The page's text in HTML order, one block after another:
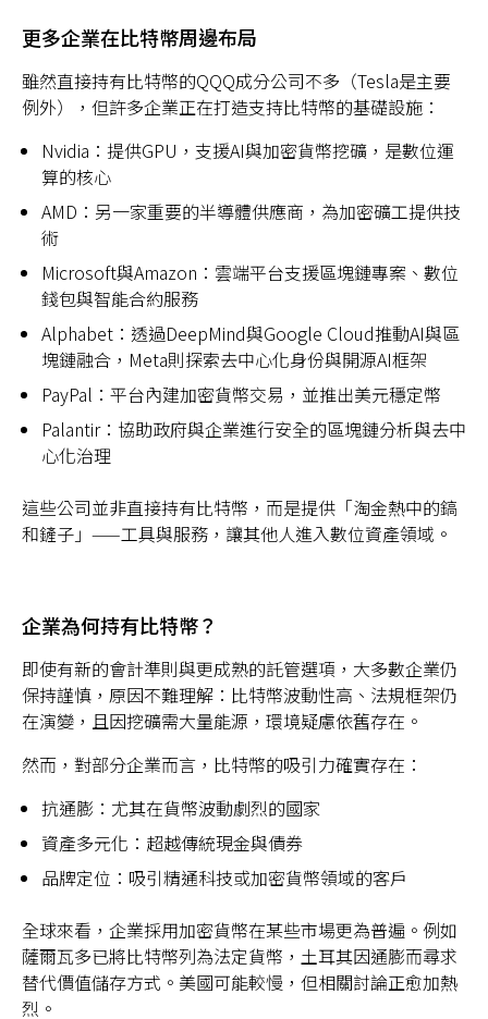
更多企業在比特幣周邊布局
雖然直接持有比特幣的QQQ成分公司不多（Tesla是主要
例外），但許多企業正在打造支持比特幣的基礎設施：
Nvidia：提供GPU，支援AI與加密貨幣挖礦，是數位運
算的核心
AMD：另一家重要的半導體供應商，為加密礦工提供技
術
Microsoft與Amazon：雲端平台支援區塊鏈專案、數位
錢包與智能合約服務
Alphabet：透過DeepMind與Google Cloud推動AI與區
塊鏈融合，Meta則探索去中心化身份與開源AI框架
PayPal：平台內建加密貨幣交易，並推出美元穩定幣
Palantir：協助政府與企業進行安全的區塊鏈分析與去中
心化治理
這些公司並非直接持有比特幣，而是提供「淘金熱中的鎬
和鏟子」——工具與服務，讓其他人進入數位資產領域。
企業為何持有比特幣？
即使有新的會計準則與更成熟的託管選項，大多數企業仍
保持謹慎，原因不難理解：比特幣波動性高、法規框架仍
在演變，且因挖礦需大量能源，環境疑慮依舊存在。
然而，對部分企業而言，比特幣的吸引力確實存在：
抗通膨：尤其在貨幣波動劇烈的國家
資產多元化：超越傳統現金與債券
品牌定位：吸引精通科技或加密貨幣領域的客戶
全球來看，企業採用加密貨幣在某些市場更為普遍。例如
薩爾瓦多已將比特幣列為法定貨幣，土耳其因通膨而尋求
替代價值儲存方式。美國可能較慢，但相關討論正愈加熱
烈。